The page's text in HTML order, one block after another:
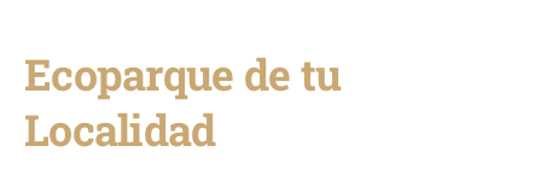
Ecoparque de tu
Localidad